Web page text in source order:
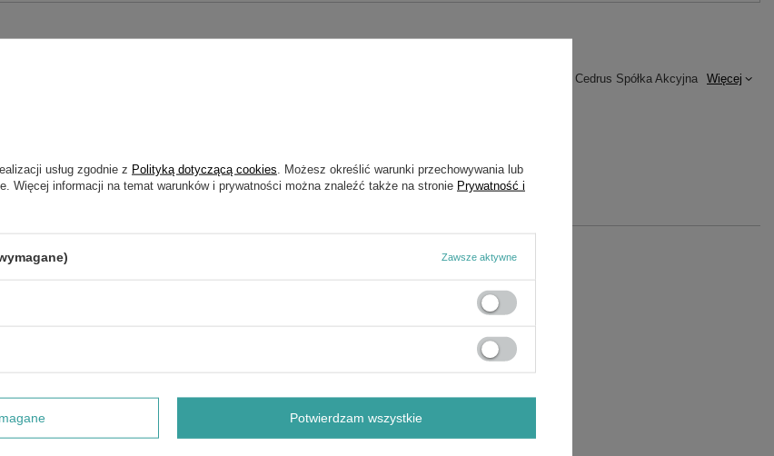
nasze urządzenie w sprzęt uniwersalny,
Cedrus Spółka Akcyjna Więcej
SZCZEGÓŁY GWARANCJI CEDRUS
5/5
usług zgodnie z Polityką dotyczącą cookies . Możesz określić warunki przechowywania lub
Więcej informacji na temat warunków i prywatności można znaleźć także na stronie Prywatność i
Zawsze aktywne
Potwierdzam wszystkie